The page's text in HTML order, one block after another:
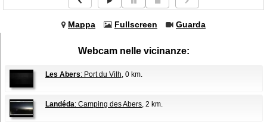
Mappa Fullscreen Guarda
Webcam nelle vicinanze:
Les Abers: Port du Vilh, 0 km.
Landéda: Camping des Abers, 2 km.